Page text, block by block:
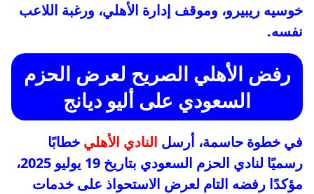
خوسيه ريبيرو، وموقف إدارة الأهلي، ورغبة اللاعب
نفسه.
رفض الأهلي الصريح لعرض الحزم
السعودي على أليو ديانج
في خطوة حاسمة، أرسل النادي الأهلي خطابًا
رسميًا لنادي الحزم السعودي بتاريخ 19 يوليو 2025،
مؤكدًا رفضه التام لعرض الاستحواذ على خدمات